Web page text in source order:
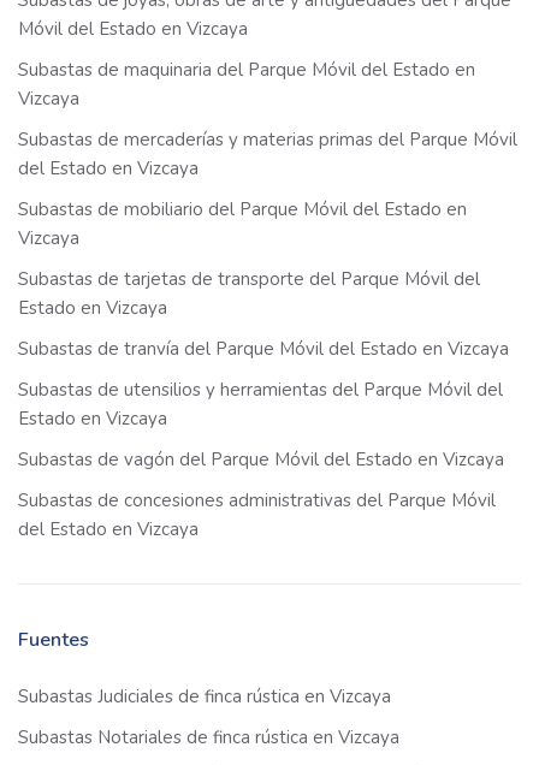
Móvil del Estado en Vizcaya
Subastas de maquinaria del Parque Móvil del Estado en
Vizcaya
Subastas de mercaderías y materias primas del Parque Móvil
del Estado en Vizcaya
Subastas de mobiliario del Parque Móvil del Estado en
Vizcaya
Subastas de tarjetas de transporte del Parque Móvil del
Estado en Vizcaya
Subastas de tranvía del Parque Móvil del Estado en Vizcaya
Subastas de utensilios y herramientas del Parque Móvil del
Estado en Vizcaya
Subastas de vagón del Parque Móvil del Estado en Vizcaya
Subastas de concesiones administrativas del Parque Móvil
del Estado en Vizcaya
Fuentes
Subastas Judiciales de finca rústica en Vizcaya
Subastas Notariales de finca rústica en Vizcaya